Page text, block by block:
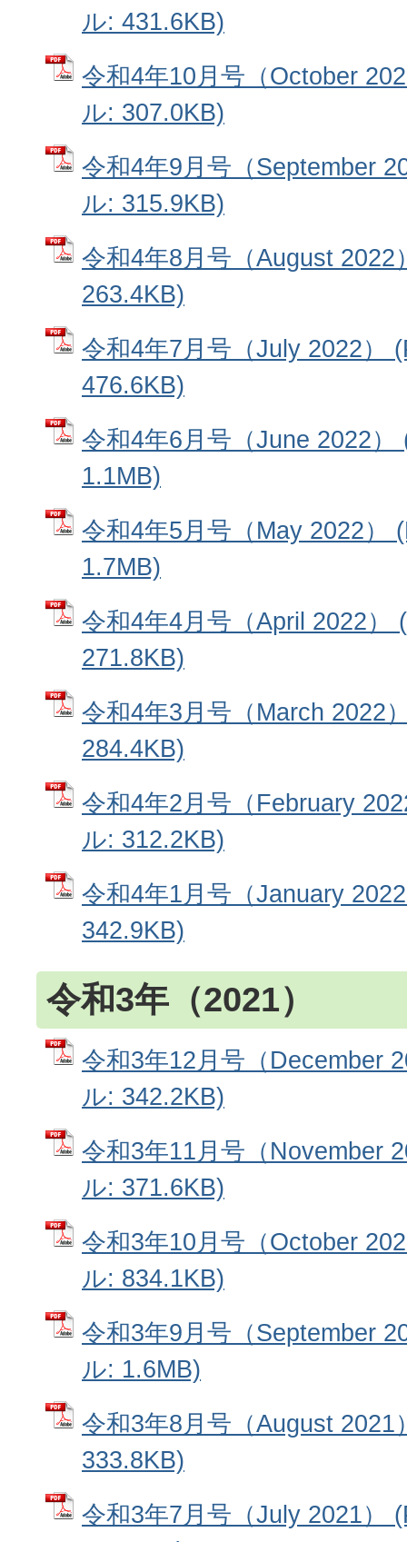
ル: 431.6KB)
令和4年10月号（October
ル: 307.0KB)
令和4年9月号（September
ル: 315.9KB)
令和4年8月号（August
263.4KB)
令和4年7月号（July 2022）
476.6KB)
令和4年6月号（June 2022
1.1MB)
令和4年5月号（May 2022）
1.7MB)
令和4年4月号（April 2022）
271.8KB)
令和4年3月号（March 2022
284.4KB)
令和4年2月号（February
ル: 312.2KB)
令和4年1月号（January
342.9KB)
令和3年（2021）
令和3年12月号（December
ル: 342.2KB)
令和3年11月号（November
ル: 371.6KB)
令和3年10月号（October
ル: 834.1KB)
令和3年9月号（September
ル: 1.6MB)
令和3年8月号（August
333.8KB)
令和3年7月号（July 2021）